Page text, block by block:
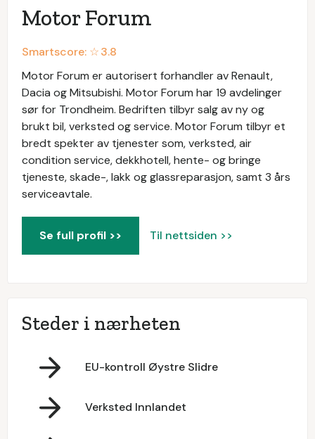
Motor Forum
Smartscore: ☆3.8
Motor Forum er autorisert forhandler av Renault,
Dacia og Mitsubishi. Motor Forum har 19 avdelinger
sør for Trondheim. Bedriften tilbyr salg av ny og
brukt bil, verksted og service. Motor Forum tilbyr et
bredt spekter av tjenester som, verksted, air
condition service, dekkhotell, hente- og bringe
tjeneste, skade-, lakk og glassreparasjon, samt 3 års
serviceavtale.
Se full profil >> Til nettsiden >>
Steder i nærheten
EU-kontroll Øystre Slidre
Verksted Innlandet